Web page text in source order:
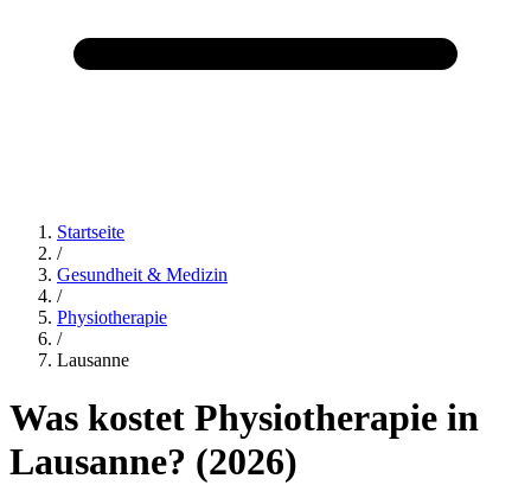
Startseite
/
Gesundheit & Medizin
/
Physiotherapie
/
Lausanne
Was kostet Physiotherapie in
Lausanne? (2026)